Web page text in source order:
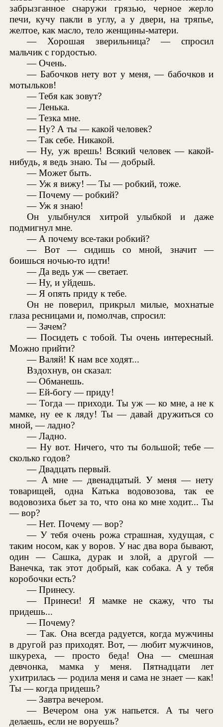
забрызганное снаружи грязью, черное жерло
печи, кучу пакли в углу, а у двери, на тряпье,
желтое, как масло, тело женщины-матери.
— Хорошая зверильница? — спросил
мальчик с гордостью.
— Очень.
— Бабочков нету вот у меня, — бабочков и
мотыльков!
— Тебя как зовут?
— Ленька.
— Тезка мне.
— Ну? А ты — какой человек?
— Так себе. Никакой.
— Ну, уж врешь! Всякий человек — какой-
нибудь, я ведь знаю. Ты — добрый.
— Может быть.
— Уж я вижу! — Ты — робкий, тоже.
— Почему — робкий?
— Уж я знаю!
Он улыбнулся хитрой улыбкой и даже
подмигнул мне.
— А почему все-таки робкий?
— Вот — сидишь со мной, значит —
боишься ночью-то идти!
— Да ведь уж — светает.
— Ну, и уйдешь.
— Я опять приду к тебе.
Он не поверил, прикрыл милые, мохнатые
глаза ресницами и, помолчав, спросил:
— Зачем?
— Посидеть с тобой. Ты очень интересный.
Можно прийти?
— Валяй! К нам все ходят...
Вздохнув, он сказал:
— Обманешь.
— Ей-богу — приду!
— Тогда — приходи. Ты уж — ко мне, а не к
мамке, ну ее к ляду! Ты — давай дружиться со
мной, — ладно?
— Ладно.
— Ну вот. Ничего, что ты большой; тебе —
сколько годов?
— Двадцать первый.
— А мне — двенадцатый. У меня — нету
товарищей, одна Катька водовозова, так ее
водовозиха бьет за то, что она ко мне ходит... Ты
— вор?
— Нет. Почему — вор?
— У тебя очень рожа страшная, худущая, с
таким носом, как у воров. У нас два вора бывают,
один — Сашка, дурак и злой, а другой —
Ванечка, так этот добрый, как собака. А у тебя
коробочки есть?
— Принесу.
— Принеси! Я мамке не скажу, что ты
придешь...
— Почему?
— Так. Она всегда радуется, когда мужчины
в другой раз приходят. Вот, — любит мужчинов,
шкуреха, — просто беда! Она — смешная
девчонка, мамка у меня. Пятнадцати лет
ухитрилась — родила меня и сама не знает — как!
Ты — когда придешь?
— Завтра вечером.
— Вечером она уж напьется. А ты чего
делаешь, если не воруешь?